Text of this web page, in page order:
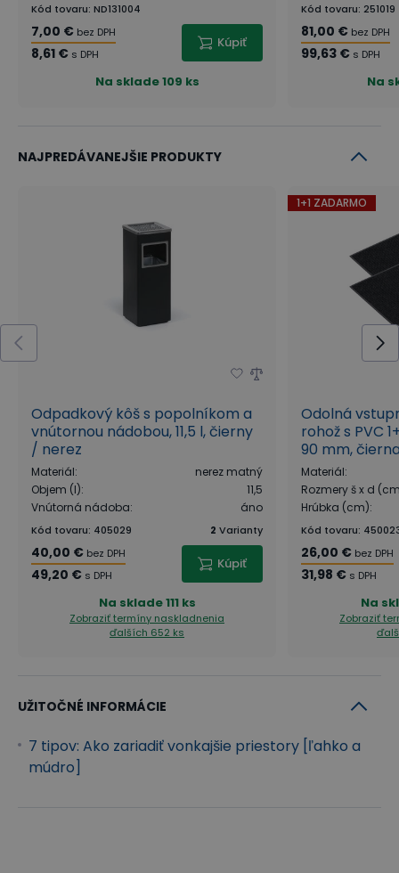
Kód tovaru: ND131004
7,00 € bez DPH
8,61 € s DPH
Kúpiť
Na sklade109 ks
Kód tovaru: 251019
81,00 € bez DPH
99,63 € s DPH
Na
NAJPREDÁVANEJŠIE PRODUKTY
Odpadkový kôš s popolníkom a
vnútornou nádobou, 11,5 l, čierny
/ nerez
Materiál:
nerez matný
Objem (l):
11,5
Vnútorná nádoba: áno
Kód tovaru: 405029 2 Varianty
40,00 € bez DPH
49,20 € s DPH
Kúpiť
Na sklade111 ks
Zobraziť termíny naskladnenia
ďalších 652 ks
1+1 ZADARMO
Odolná
rohož s PVC
90 mm,
Materiál:
Rozmery š x d
Hrúbka (cm):
Kód tovaru:
26,00 € bez DPH
31,98 € s DPH
Na
Zobraziť
UŽITOČNÉ INFORMÁCIE
7 tipov: Ako zariadiť vonkajšie priestory [ľahko a
múdro]